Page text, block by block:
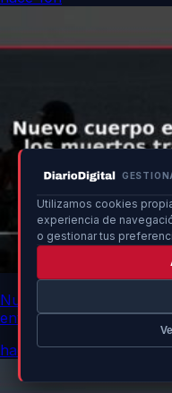
Utilizamos cookies
experiencia de
o gestionar tus
Nuevo cuerpo
entrada en Ceuta
hace 10h